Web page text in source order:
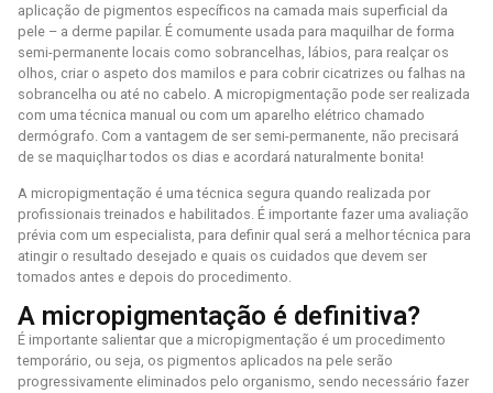
aplicação de pigmentos específicos na camada mais superficial da
pele – a derme papilar. É comumente usada para maquilhar de forma
semi-permanente locais como sobrancelhas, lábios, para realçar os
olhos, criar o aspeto dos mamilos e para cobrir cicatrizes ou falhas na
sobrancelha ou até no cabelo. A micropigmentação pode ser realizada
com uma técnica manual ou com um aparelho elétrico chamado
dermógrafo. Com a vantagem de ser semi-permanente, não precisará
de se maquiçlhar todos os dias e acordará naturalmente bonita!
A micropigmentação é uma técnica segura quando realizada por
profissionais treinados e habilitados. É importante fazer uma avaliação
prévia com um especialista, para definir qual será a melhor técnica para
atingir o resultado desejado e quais os cuidados que devem ser
tomados antes e depois do procedimento.
A micropigmentação é definitiva?
É importante salientar que a micropigmentação é um procedimento
temporário, ou seja, os pigmentos aplicados na pele serão
progressivamente eliminados pelo organismo, sendo necessário fazer